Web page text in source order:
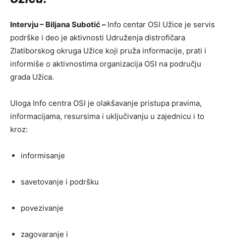
Intervju – Biljana Subotić – Info centar OSI Užice je servis
podrške i deo je aktivnosti Udruženja distrofičara
Zlatiborskog okruga Užice koji pruža informacije, prati i
informiše o aktivnostima organizacija OSI na području
grada Užica.
Uloga Info centra OSI je olakšavanje pristupa pravima,
informacijama, resursima i uključivanju u zajednicu i to
kroz:
informisanje
savetovanje i podršku
povezivanje
zagovaranje i